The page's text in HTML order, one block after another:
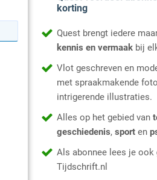
korting
Quest brengt iedere
kennis en vermaak bij
Vlot geschreven en
met spraakmakende
intrigerende illustraties.
Alles op het gebied van
geschiedenis, sport en
Als abonnee lees je ook
Tijdschrift.nl